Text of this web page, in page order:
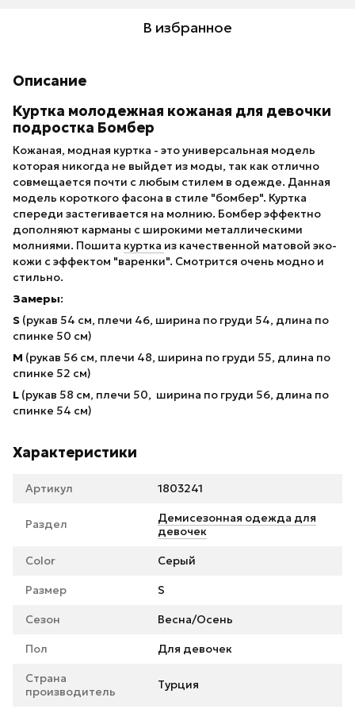
В избранное
Описание
Куртка молодежная кожаная для девочки
подростка Бомбер
Кожаная, модная куртка - это универсальная модель
которая никогда не выйдет из моды, так как отлично
совмещается почти с любым стилем в одежде. Данная
модель короткого фасона в стиле "бомбер". Куртка
спереди застегивается на молнию. Бомбер эффектно
дополняют карманы с широкими металлическими
молниями. Пошита куртка из качественной матовой эко-
кожи с эффектом "варенки". Смотрится очень модно и
стильно.
Замеры:
S (рукав 54 см, плечи 46, ширина по груди 54, длина по
спинке 50 см)
М (рукав 56 см, плечи 48, ширина по груди 55, длина по
спинке 52 см)
L (рукав 58 см, плечи 50, ширина по груди 56, длина по
спинке 54 см)
Характеристики
Артикул 1803241
Раздел
Демисезонная одежда для
девочек
Color Серый
Размер S
Сезон Весна/Осень
Пол Для девочек
Страна
производитель
Турция